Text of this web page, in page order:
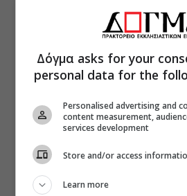
Δόγμα asks for your
personal data for the
Personalised advertising and
content measurement,
services development
Store and/or access
Learn more